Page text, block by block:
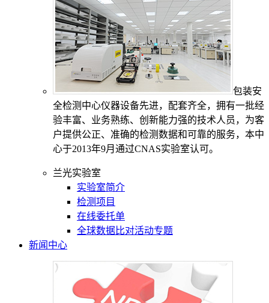
包装安
全检测中心仪器设备先进，配套齐全，拥有一批经
验丰富、业务熟练、创新能力强的技术人员，为客
户提供公正、准确的检测数据和可靠的服务，本中
心于2013年9月通过CNAS实验室认可。
兰光实验室
实验室简介
检测项目
在线委托单
全球数据比对活动专题
新闻中心